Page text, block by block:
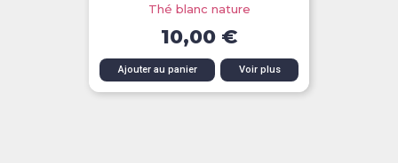
Thé blanc nature
10,00 €
Ajouter au panier Voir plus